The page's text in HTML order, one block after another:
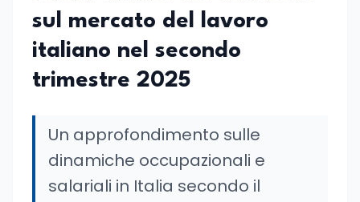
sul mercato del lavoro
italiano nel secondo
trimestre 2025
Un approfondimento sulle
dinamiche occupazionali e
salariali in Italia secondo il